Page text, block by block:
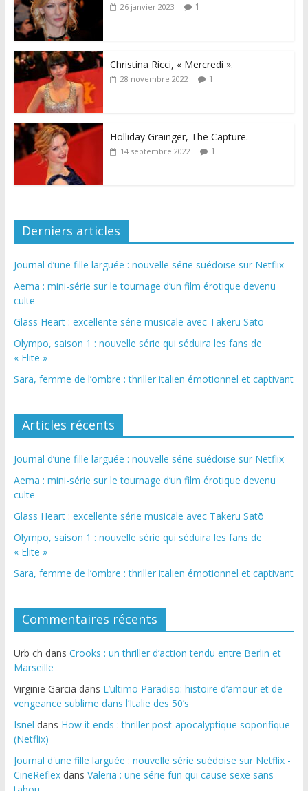
26 janvier 2023 1
Christina Ricci, « Mercredi ».
28 novembre 2022 1
Holliday Grainger, The Capture.
14 septembre 2022 1
Derniers articles
Journal d’une fille larguée : nouvelle série suédoise sur Netflix
Aema : mini-série sur le tournage d’un film érotique devenu
culte
Glass Heart : excellente série musicale avec Takeru Satō
Olympo, saison 1 : nouvelle série qui séduira les fans de
« Elite »
Sara, femme de l’ombre : thriller italien émotionnel et captivant
Articles récents
Journal d’une fille larguée : nouvelle série suédoise sur Netflix
Aema : mini-série sur le tournage d’un film érotique devenu
culte
Glass Heart : excellente série musicale avec Takeru Satō
Olympo, saison 1 : nouvelle série qui séduira les fans de
« Elite »
Sara, femme de l’ombre : thriller italien émotionnel et captivant
Commentaires récents
Urb ch dans Crooks : un thriller d’action tendu entre Berlin et
Marseille
Virginie Garcia dans L’ultimo Paradiso: histoire d’amour et de
vengeance sublime dans l’Italie des 50’s
Isnel dans How it ends : thriller post-apocalyptique soporifique
(Netflix)
Journal d'une fille larguée : nouvelle série suédoise sur Netflix -
CineReflexdans Valeria : une série fun qui cause sexe sans